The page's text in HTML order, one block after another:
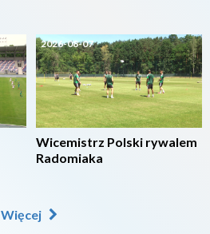
2026-08-07
Wicemistrz Polski rywalem
Radomiaka
Więcej